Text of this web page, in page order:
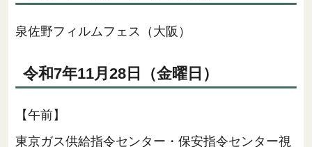
泉佐野フィルムフェス（大阪）
令和7年11月28日（金曜日）
【午前】
東京ガス供給指令センター・保安指令センター視